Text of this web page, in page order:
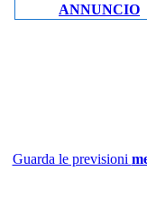
ANNUNCIO
Guarda le previsioni